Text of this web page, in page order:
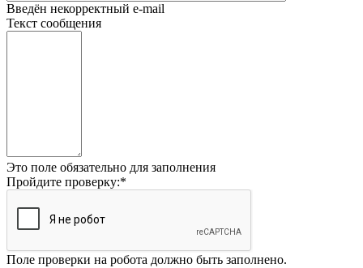
Введён некорректный e-mail
Текст сообщения
Это поле обязательно для заполнения
Пройдите проверку:*
Поле проверки на робота должно быть заполнено.